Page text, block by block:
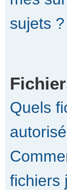
sujets ?
Quels
fichiers